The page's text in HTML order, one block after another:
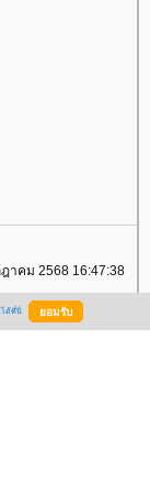
าคม 2568 16:47:38
ได้ที่นี่